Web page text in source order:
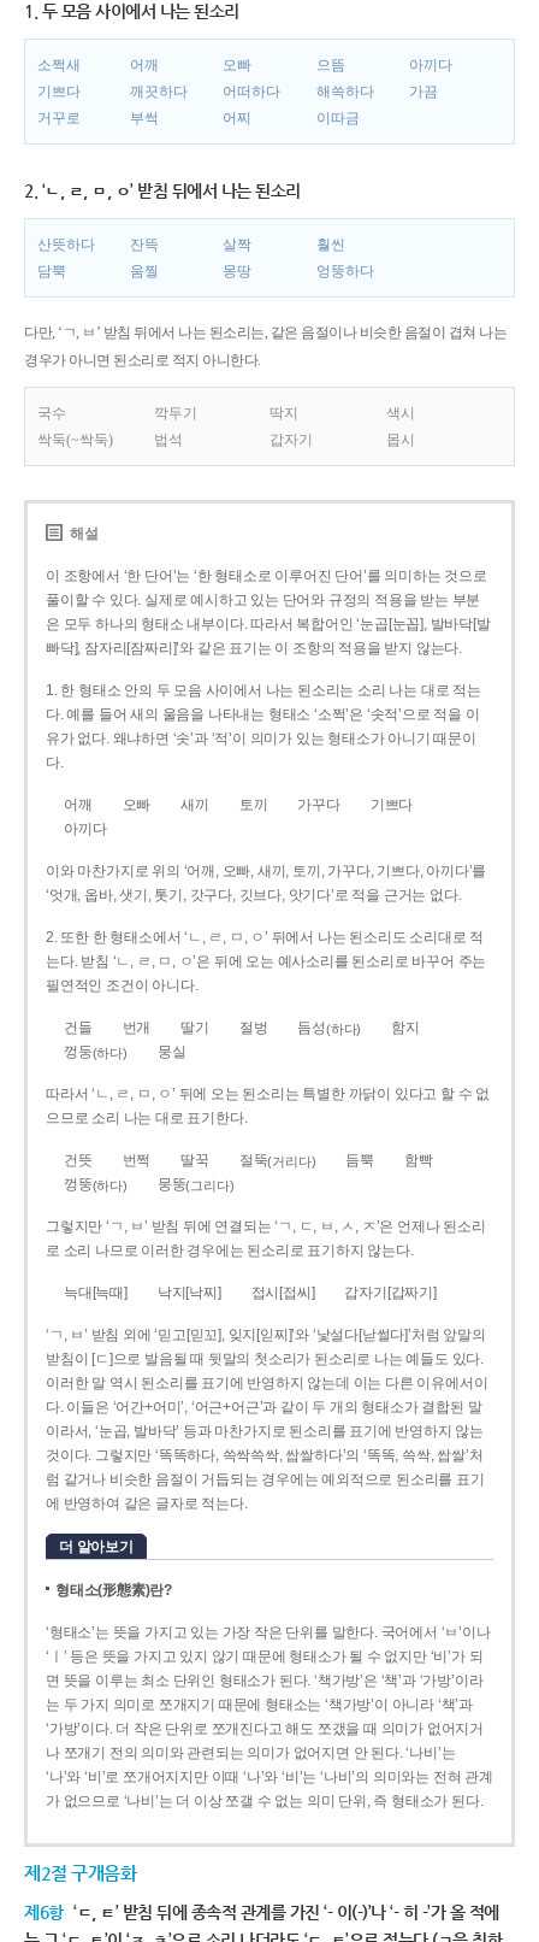
1. 두 모음 사이에서 나는 된소리
소쩍새 어깨 오빠 으뜸
아끼다
기쁘다
깨끗하다 어떠하다 해쓱하다
가끔
거꾸로
부썩 어찌 이따금
2. ‘ㄴ, ㄹ, ㅁ, ㅇ’ 받침 뒤에서 나는 된소리
산뜻하다 잔뜩 살짝
훨씬
담뿍
움찔 몽땅 엉뚱하다
다만, ‘ㄱ, ㅂ’ 받침 뒤에서 나는 된소리는, 같은 음절이나 비슷한 음절이 겹쳐 나는
경우가 아니면 된소리로 적지 아니한다.
국수 깍두기 딱지
색시
싹둑(~싹둑)
법석 갑자기 몹시
해설
이 조항에서 ‘한 단어’는 ‘한 형태소로 이루어진 단어’를 의미하는 것으로
풀이할 수 있다. 실제로 예시하고 있는 단어와 규정의 적용을 받는 부분
은 모두 하나의 형태소 내부이다. 따라서 복합어인 ‘눈곱[눈꼽], 발바닥[발
빠닥], 잠자리[잠짜리]’와 같은 표기는 이 조항의 적용을 받지 않는다.
1. 한 형태소 안의 두 모음 사이에서 나는 된소리는 소리 나는 대로 적는
다. 예를 들어 새의 울음을 나타내는 형태소 ‘소쩍’은 ‘솟적’으로 적을 이
유가 없다. 왜냐하면 ‘솟’과 ‘적’이 의미가 있는 형태소가 아니기 때문이
다.
어깨 오빠 새끼 토끼 가꾸다
기쁘다
아끼다
이와 마찬가지로 위의 ‘어깨, 오빠, 새끼, 토끼, 가꾸다, 기쁘다, 아끼다’를
‘엇개, 옵바, 샛기, 톳기, 갓구다, 깃브다, 앗기다’로 적을 근거는 없다.
2. 또한 한 형태소에서 ‘ㄴ, ㄹ, ㅁ, ㅇ’ 뒤에서 나는 된소리도 소리대로 적
는다. 받침 ‘ㄴ, ㄹ, ㅁ, ㅇ’은 뒤에 오는 예사소리를 된소리로 바꾸어 주는
필연적인 조건이 아니다.
건들 번개 딸기 절벙 듬성(하다)
함지
껑둥(하다) 뭉실
따라서 ‘ㄴ, ㄹ, ㅁ, ㅇ’ 뒤에 오는 된소리는 특별한 까닭이 있다고 할 수 없
으므로 소리 나는 대로 표기한다.
건뜻 번쩍 딸꾹 절뚝(거리다) 듬뿍
함빡
껑뚱(하다) 뭉뚱(그리다)
그렇지만 ‘ㄱ, ㅂ’ 받침 뒤에 연결되는 ‘ㄱ, ㄷ, ㅂ, ㅅ, ㅈ’은 언제나 된소리
로 소리 나므로 이러한 경우에는 된소리로 표기하지 않는다.
늑대[늑때] 낙지[낙찌] 접시[접씨] 갑자기[갑짜기]
‘ㄱ, ㅂ’ 받침 외에 ‘믿고[믿꼬], 잊지[읻찌]’와 ‘낯설다[낟썰다]’처럼 앞말의
받침이 [ㄷ]으로 발음될 때 뒷말의 첫소리가 된소리로 나는 예들도 있다.
이러한 말 역시 된소리를 표기에 반영하지 않는데 이는 다른 이유에서이
다. 이들은 ‘어간+어미’, ‘어근+어근’과 같이 두 개의 형태소가 결합된 말
이라서, ‘눈곱, 발바닥’ 등과 마찬가지로 된소리를 표기에 반영하지 않는
것이다. 그렇지만 ‘똑똑하다, 쓱싹쓱싹, 쌉쌀하다’의 ‘똑똑, 쓱싹, 쌉쌀’처
럼 같거나 비슷한 음절이 거듭되는 경우에는 예외적으로 된소리를 표기
에 반영하여 같은 글자로 적는다.
더 알아보기
형태소(形態素)란?
‘형태소’는 뜻을 가지고 있는 가장 작은 단위를 말한다. 국어에서 ‘ㅂ’이나
‘ㅣ’ 등은 뜻을 가지고 있지 않기 때문에 형태소가 될 수 없지만 ‘비’가 되
면 뜻을 이루는 최소 단위인 형태소가 된다. ‘책가방’은 ‘책’과 ‘가방’이라
는 두 가지 의미로 쪼개지기 때문에 형태소는 ‘책가방’이 아니라 ‘책’과
‘가방’이다. 더 작은 단위로 쪼개진다고 해도 쪼갰을 때 의미가 없어지거
나 쪼개기 전의 의미와 관련되는 의미가 없어지면 안 된다. ‘나비’는
‘나’와 ‘비’로 쪼개어지지만 이때 ‘나’와 ‘비’는 ‘나비’의 의미와는 전혀 관계
가 없으므로 ‘나비’는 더 이상 쪼갤 수 없는 의미 단위, 즉 형태소가 된다.
제2절 구개음화
제6항 ‘ㄷ, ㅌ’ 받침 뒤에 종속적 관계를 가진 ‘- 이(-)’나 ‘- 히 -’가 올 적에